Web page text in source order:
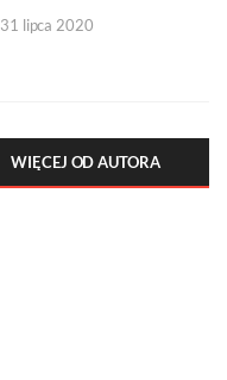
31 lipca 2020
WIĘCEJ OD AUTORA